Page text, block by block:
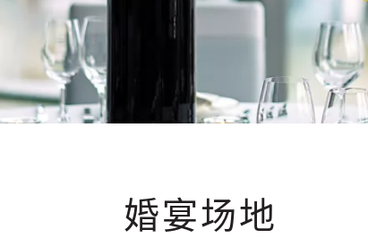
婚宴场地